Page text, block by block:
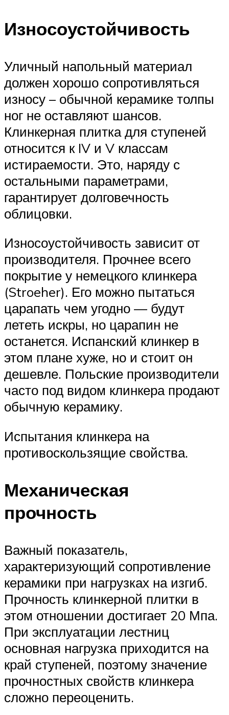
Износоустойчивость
Уличный напольный материал
должен хорошо сопротивляться
износу – обычной керамике толпы
ног не оставляют шансов.
Клинкерная плитка для ступеней
относится к IV и V классам
истираемости. Это, наряду с
остальными параметрами,
гарантирует долговечность
облицовки.
Износоустойчивость зависит от
производителя. Прочнее всего
покрытие у немецкого клинкера
(Stroeher). Его можно пытаться
царапать чем угодно — будут
лететь искры, но царапин не
останется. Испанский клинкер в
этом плане хуже, но и стоит он
дешевле. Польские производители
часто под видом клинкера продают
обычную керамику.
Испытания клинкера на
противоскользящие свойства.
Механическая
прочность
Важный показатель,
характеризующий сопротивление
керамики при нагрузках на изгиб.
Прочность клинкерной плитки в
этом отношении достигает 20 Мпа.
При эксплуатации лестниц
основная нагрузка приходится на
край ступеней, поэтому значение
прочностных свойств клинкера
сложно переоценить.